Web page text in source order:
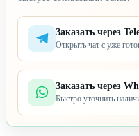
Заказать через
Открыть чат с уже
Заказать через
Быстро уточнить